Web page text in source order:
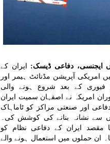
ایجنسی، دفاعی ڈیسک:
ایران کے
امریکی آپریشن مڈنائٹ ہیمر اور
فیوری کے بعد شروع ہونے والی
امریکہ نے اصفہان سمیت ایران
اور صنعتی مراکز کو ٹاماہاک
سے نشانہ بنانے کی کوشش کی۔
مقصد ایران کے دفاعی نظام کو
ان حملوں میں استعمال ہونے والے